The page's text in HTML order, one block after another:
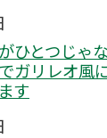
ひとつじゃ
ガリレオ風
す